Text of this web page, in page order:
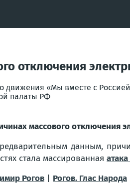
отключения
движения «Мы вместе с
палаты РФ
массового отключения
данным,
стала массированная
Рогов
Рогов. Глас Народа